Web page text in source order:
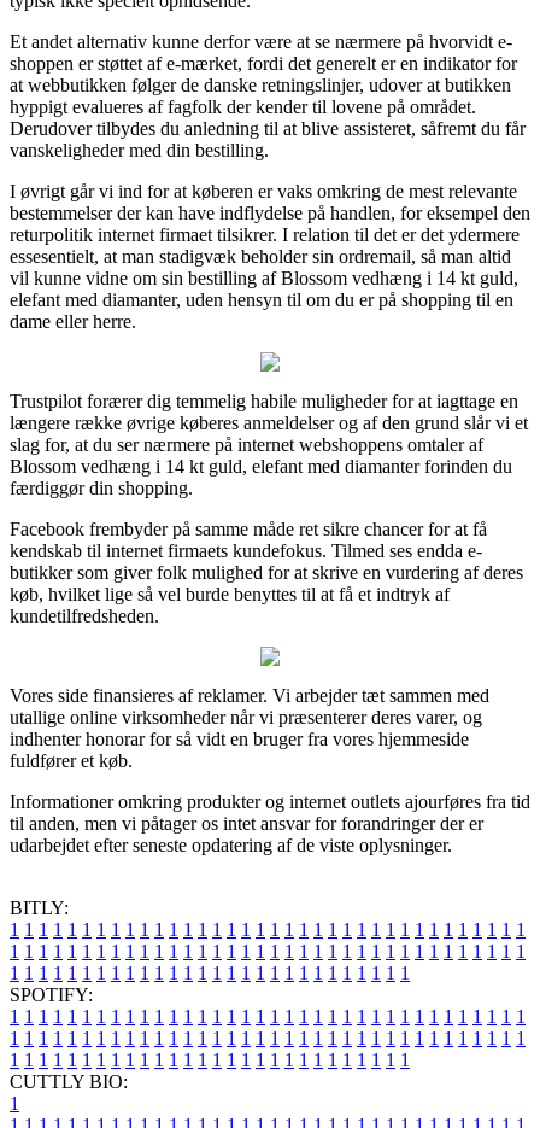
Et andet alternativ kunne derfor være at se nærmere på hvorvidt e-
shoppen er støttet af e-mærket, fordi det generelt er en indikator for
at webbutikken følger de danske retningslinjer, udover at butikken
hyppigt evalueres af fagfolk der kender til lovene på området.
Derudover tilbydes du anledning til at blive assisteret, såfremt du får
vanskeligheder med din bestilling.
I øvrigt går vi ind for at køberen er vaks omkring de mest relevante
bestemmelser der kan have indflydelse på handlen, for eksempel den
returpolitik internet firmaet tilsikrer. I relation til det er det ydermere
essesentielt, at man stadigvæk beholder sin ordremail, så man altid
vil kunne vidne om sin bestilling af Blossom vedhæng i 14 kt guld,
elefant med diamanter, uden hensyn til om du er på shopping til en
dame eller herre.
Trustpilot forærer dig temmelig habile muligheder for at iagttage en
længere række øvrige køberes anmeldelser og af den grund slår vi et
slag for, at du ser nærmere på internet webshoppens omtaler af
Blossom vedhæng i 14 kt guld, elefant med diamanter forinden du
færdiggør din shopping.
Facebook frembyder på samme måde ret sikre chancer for at få
kendskab til internet firmaets kundefokus. Tilmed ses endda e-
butikker som giver folk mulighed for at skrive en vurdering af deres
køb, hvilket lige så vel burde benyttes til at få et indtryk af
kundetilfredsheden.
Vores side finansieres af reklamer. Vi arbejder tæt sammen med
utallige online virksomheder når vi præsenterer deres varer, og
indhenter honorar for så vidt en bruger fra vores hjemmeside
fuldfører et køb.
Informationer omkring produkter og internet outlets ajourføres fra tid
til anden, men vi påtager os intet ansvar for forandringer der er
udarbejdet efter seneste opdatering af de viste oplysninger.
BITLY:
1 1 1 1 1 1 1 1 1 1 1 1 1 1 1 1 1 1 1 1 1 1 1 1 1 1 1 1 1 1 1 1 1 1 1 1
1 1 1 1 1 1 1 1 1 1 1 1 1 1 1 1 1 1 1 1 1 1 1 1 1 1 1 1 1 1 1 1 1 1 1 1
1 1 1 1 1 1 1 1 1 1 1 1 1 1 1 1 1 1 1 1 1 1 1 1 1 1 1 1
SPOTIFY:
1 1 1 1 1 1 1 1 1 1 1 1 1 1 1 1 1 1 1 1 1 1 1 1 1 1 1 1 1 1 1 1 1 1 1 1
1 1 1 1 1 1 1 1 1 1 1 1 1 1 1 1 1 1 1 1 1 1 1 1 1 1 1 1 1 1 1 1 1 1 1 1
1 1 1 1 1 1 1 1 1 1 1 1 1 1 1 1 1 1 1 1 1 1 1 1 1 1 1 1
CUTTLY BIO:
1